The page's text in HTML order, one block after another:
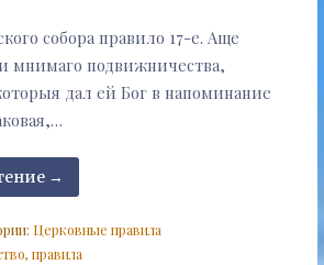
собора правило 17-е. Аще
мнимаго подвижничества,
дал ей Бог в напоминание
→
Церковные правила
, правила